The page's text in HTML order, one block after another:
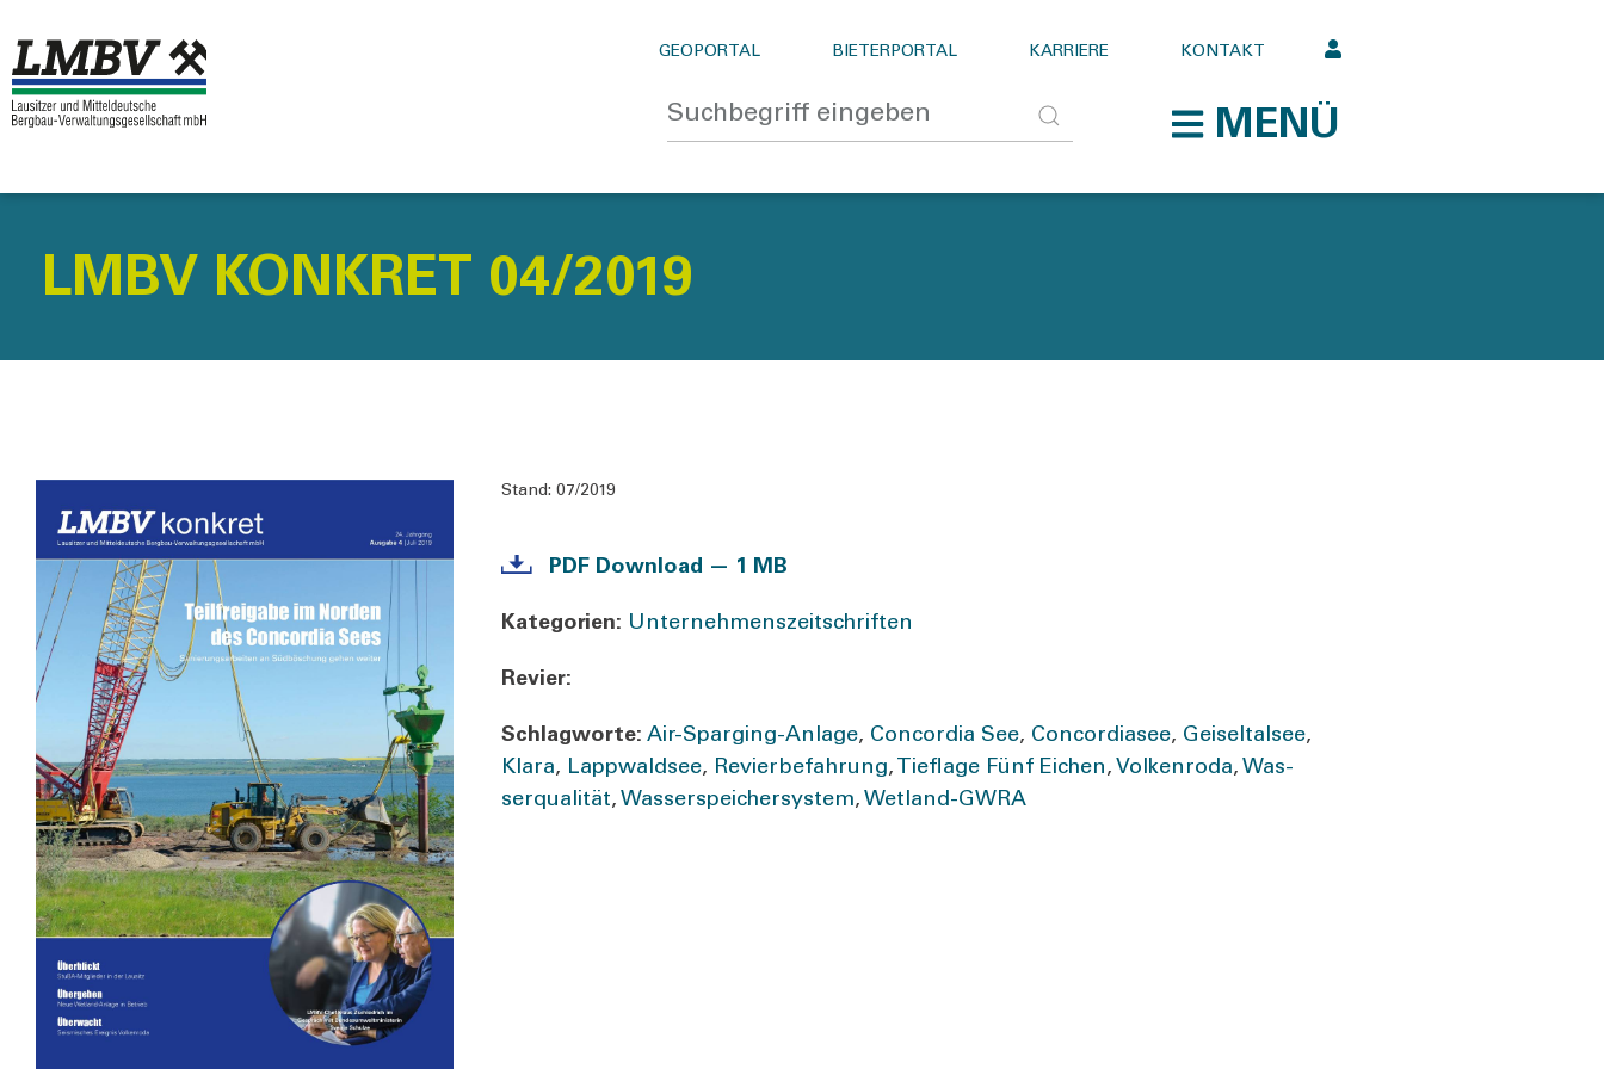
GEOPORTAL BIETERPORTAL KARRIERE KONTAKT
MENÜ
LMBV KONKRET 04/2019
Stand: 07/2019
PDF Down­load — 1 MB
Kate­go­rien: Unternehmenszeitschriften
Revier:
Schlag­wor­te: Air-Spar­­ging-Anla­­ge, Con­cor­dia See, Con­cor­dia­see, Gei­sel­tal­see,
Kla­ra, Lapp­wald­see, Revier­be­fah­rung, Tief­la­ge Fünf Eichen, Vol­ken­ro­da, Was­
ser­qua­li­tät, Was­ser­spei­cher­sys­tem, Wet­­land-GWRA